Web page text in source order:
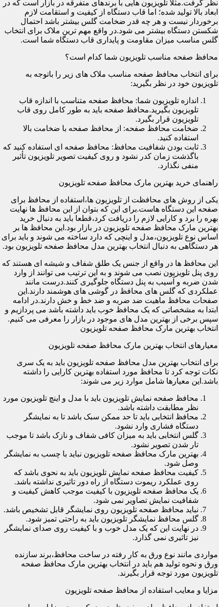
نظر گرفت.مثلاً تلویزیون هایی با برندهای متفرقه در بازار است که در
ابعاد بالا تولید شده؛ اما قاب دستگاه از کیفیت و استقامت لازم
برخوردار نیست و هر چه قدر ضخامت گلس بیشتر باشد احتمال
شکستن دستگاه بیشتر می شود.در واقع مهم ترین ملاک برای انتخاب
گلس مناسب میزان مقاومت و پایداری قاب دستگاه شما است.
محافظ صفحه مناسب تلویزیون شما کدام است؟
برای انتخاب محافظ صفحه مناسب ملاک های زیر را باتوجه به
تلویزیون خود در نظر بگیرید:
اندازه تلویزیون شما: محافظ صفحه متناسب با اندازه قاب
تلویزیون بگیرید.محافظ صفحه باید به طور کامل روی قاب
تلویزیون قرار بگیرد.
ضخامت محافظ صفحه: از محافظ صفحه با ضخامت بالا
استفاده کنید.
ثابت بودن شفافیت محافظ: محافظ صفحه ای استفاده کنید که
باگذشت زمان کدر نشود و روی کیفیت تصویر تلویزیون تأثیر
منفی نگذارد.
راهنمای خرید بهترین مارک محافظ صفحه تلویزیون
یکی از روش های محافظت از تلویزیون ها،استفاده از محافظ برای
صفحه این دستگاه هاست.برای این که بتوان از این محافظ ها نهایت
بهره را برد و کارایی لازم را دریافت کرد،قطعا باید به دنبال خرید
بهترین مارک محافظ صفحه تلویزیون در بازار بود.این محافظ ها بر
اساس نوع تلویزیون،مدل و اینچی که دارد ساخته می شوند و باید برای
هر دستگاهی به دنبال انتخاب بهترین مدل محافظ صفحه تلویزیون بود.
این محافظ ها در واقع از جنس یک طلق شفاف و شیشه ای هستند که
روی پنل تلویزیون نصب می شوند و به این ترتیب می توانند از وارد
شدن ضربه و آسیب به پنل دستگاه جلوگیری کنند.درست مانند
عملکردی که گلس های محافظ در گوشی های هوشمند دارند.این
صفحات محافظ ماهیت ضد ضربه و ضد خط و خش دارند.در ادامه
ابتدا به مشخصاتی که یک محافظ خوب باید داشته باشد می پردازیم و
سپس برخی از بهترین مدل های موجود در بازار را معرفی می کنیم.
انتخاب بهترین مارک محافظ صفحه تلویزیون
معیارهای انتخاب بهترین مارک محافظ صفحه تلویزیون
برای انتخاب بهترین مدل محافظ صفحه تلویزیون باید به یک سری
نکات توجه کرد تا محافظ مورد استفاده بهترین کارایی را داشته
باشد.این معیارها شامل موارد زیر می شوند:
محافظ صفحه نمایش تلویزیون باید با مدل و اینچ تلویزیون مورد
نظر مطابقت داشته باشد.
محافظ انتخابی باید تا حد ممکن سبک باشد تا به نمایشگر
دستگاه فشاری وارد نشود.
گلس انتخابی باید به میزان کافی شفاف و نازک باشد تا موجب
تار شدن تصویر نشود.
بهترین مارک محافظ صفحه تلویزیون نباید با چسب به نمایشگر
وصل شود.
کیفیت محافظ صفحه نمایش تلویزیون باید به نحوی باشد که
روی عملکرد ریموت دستگاه از راه دور تاثیری نداشته باشد.
یک محافظ صفحه تلویزیون با کیفیت موجب کاهش کیفیت و
شفافیت نمایش تصاویر نمی شود.
نباید محافظ صفحه تلویزیون روی نمایشگر قابل تشخیص باشد.
گلس محافظ نمایشگر تلویزیون باید به راحتی تمیز شود.
در نهایت این که یک مدل خوب و با کیفیت روی صدای نمایشگر
نیز تاثیری نمی گذارد.
مواردی مانند نوع ورق به کار رفته در ساخت محافظ،برند سازنده
ورق و نحوه تولید هم باید در انتخاب بهترین مارک محافظ صفحه
تلویزیون مورد توجه قرار بگیرند.
مزایا و معایب استفاده از محافظ صفحه تلویزیون